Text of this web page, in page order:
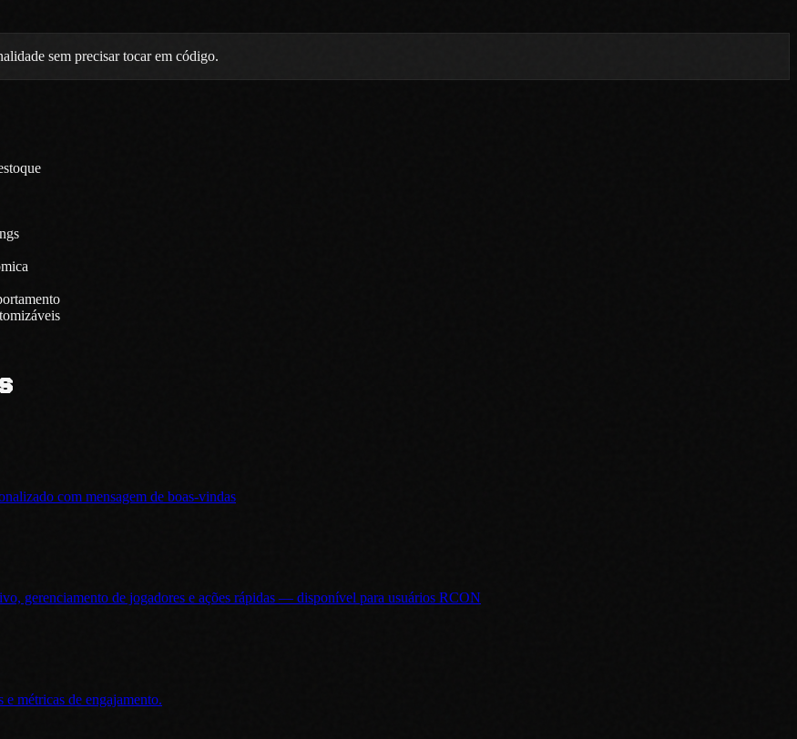
sem precisar tocar em código.
com mensagem de boas-vindas
gerenciamento de jogadores e ações rápidas — disponível para usuários RCON
métricas de engajamento.